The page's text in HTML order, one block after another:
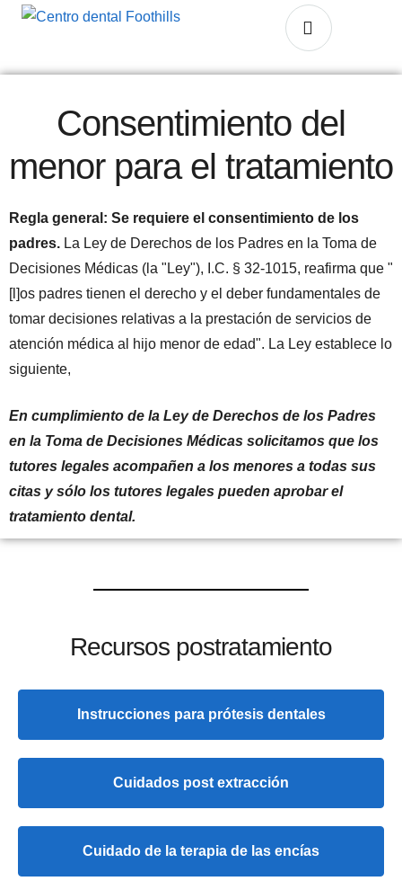
Consentimiento del
menor para el tratamiento
Regla general: Se requiere el consentimiento de los
padres. La Ley de Derechos de los Padres en la Toma de
Decisiones Médicas (la "Ley"), I.C. § 32-1015, reafirma que "
[l]os padres tienen el derecho y el deber fundamentales de
tomar decisiones relativas a la prestación de servicios de
atención médica al hijo menor de edad". La Ley establece lo
siguiente,
En cumplimiento de la Ley de Derechos de los Padres
en la Toma de Decisiones Médicas solicitamos que los
tutores legales acompañen a los menores a todas sus
citas y sólo los tutores legales pueden aprobar el
tratamiento dental.
Recursos postratamiento
Instrucciones para prótesis dentales
Cuidados post extracción
Cuidado de la terapia de las encías